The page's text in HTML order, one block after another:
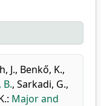
J., Benkő, K.,
B., Sarkadi, G.,
: Major and